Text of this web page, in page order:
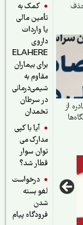
کمک به
تأمین مالی
یا واردات
داروی
ELAHERE
برای بیماران
مقاوم به
شیمی‌درمانی
در سرطان
تخمدان
آیا با کپی
مدارک می
توان سوار
قطار شد؟
درخواست
لغو بسته
فرودگاه پیام